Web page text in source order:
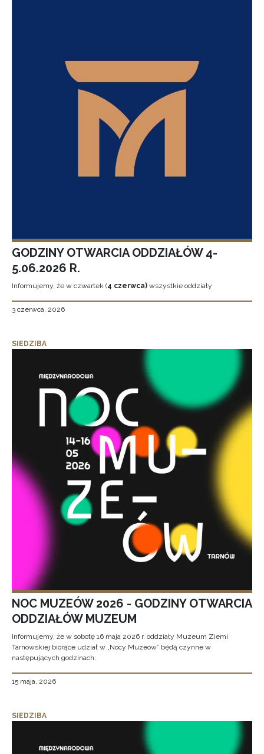
GODZINY OTWARCIA ODDZIAŁÓW 4-
5.06.2026 R.
Informujemy, że w czwartek (4 czerwca) wszystkie oddziały
3 czerwca, 2026
SIEDZIBA
NOC MUZEÓW 2026 - GODZINY OTWARCIA
ODDZIAŁÓW MUZEUM
Informujemy, że w sobotę 16 maja 2026 r. oddziały Muzeum Ziemi
Tarnowskiej biorące udział w „Nocy Muzeów” będą czynne w
następujących godzinach:
15 maja, 2026
SIEDZIBA